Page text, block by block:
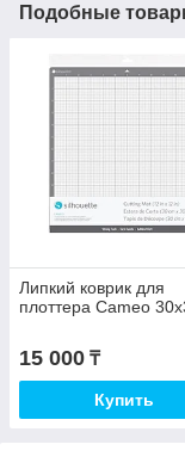
Подобные
Липкий коврик для
плоттера Cameo
15 000 ₸
Купить